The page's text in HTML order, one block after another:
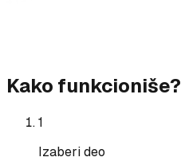
Kako funkcioniše?
1
Izaberi deo